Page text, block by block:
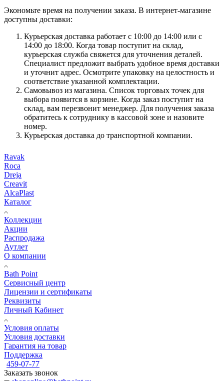
Экономьте время на получении заказа. В интернет-магазине
доступны доставки:
Курьерская доставка работает с 10:00 до 14:00 или с
14:00 до 18:00. Когда товар поступит на склад,
курьерская служба свяжется для уточнения деталей.
Специалист предложит выбрать удобное время доставки
и уточнит адрес. Осмотрите упаковку на целостность и
соответствие указанной комплектации.
Самовывоз из магазина. Список торговых точек для
выбора появится в корзине. Когда заказ поступит на
склад, вам перезвонит менеджер. Для получения заказа
обратитесь к сотруднику в кассовой зоне и назовите
номер.
Курьерская доставка до транспортной компании.
Ravak
Roca
Dreja
Creavit
AlcaPlast
Каталог
Коллекции
Акции
Распродажа
Аутлет
О компании
Bath Point
Сервисный центр
Лицензии и сертификаты
Реквизиты
Личный Кабинет
Условия оплаты
Условия доставки
Гарантия на товар
Поддержка
459-07-77
Заказать звонок